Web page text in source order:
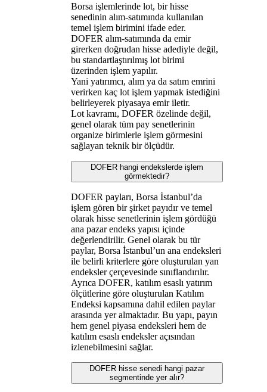
Borsa işlemlerinde lot, bir hisse
senedinin alım-satımında kullanılan
temel işlem birimini ifade eder.
DOFER alım-satımında da emir
girerken doğrudan hisse adediyle değil,
bu standartlaştırılmış lot birimi
üzerinden işlem yapılır.
Yani yatırımcı, alım ya da satım emrini
verirken kaç lot işlem yapmak istediğini
belirleyerek piyasaya emir iletir.
Lot kavramı, DOFER özelinde değil,
genel olarak tüm pay senetlerinin
organize birimlerle işlem görmesini
sağlayan teknik bir ölçüdür.
DOFER hangi endekslerde işlem
görmektedir?
DOFER payları, Borsa İstanbul’da
işlem gören bir şirket payıdır ve temel
olarak hisse senetlerinin işlem gördüğü
ana pazar endeks yapısı içinde
değerlendirilir. Genel olarak bu tür
paylar, Borsa İstanbul’un ana endeksleri
ile belirli kriterlere göre oluşturulan yan
endeksler çerçevesinde sınıflandırılır.
Ayrıca DOFER, katılım esaslı yatırım
ölçütlerine göre oluşturulan Katılım
Endeksi kapsamına dahil edilen paylar
arasında yer almaktadır. Bu yapı, payın
hem genel piyasa endeksleri hem de
katılım esaslı endeksler açısından
izlenebilmesini sağlar.
DOFER hisse senedi hangi pazar
segmentinde yer alır?